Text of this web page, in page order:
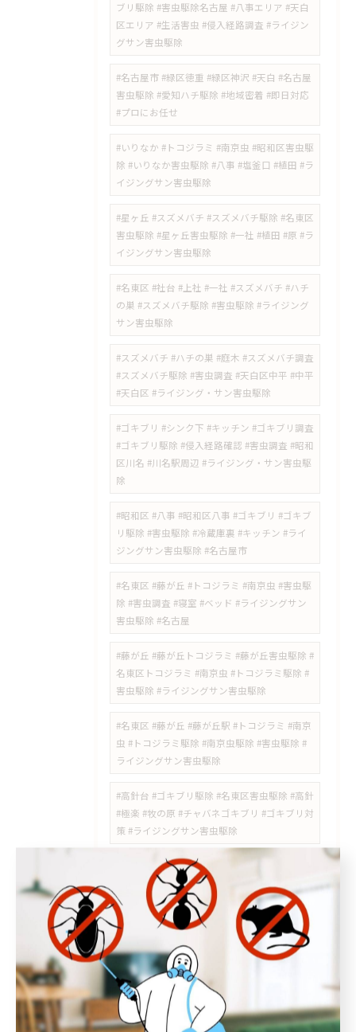
ブリ駆除 #害虫駆除名古屋 #八事エリア #天白
区エリア #生活害虫 #侵入経路調査 #ライジン
グサン害虫駆除
#名古屋市 #緑区徳重 #緑区神沢 #天白 #名古屋
害虫駆除 #愛知ハチ駆除 #地域密着 #即日対応
#プロにお任せ
#いりなか #トコジラミ #南京虫 #昭和区害虫駆
除 #いりなか害虫駆除 #八事 #塩釜口 #植田 #ラ
イジングサン害虫駆除
#星ヶ丘 #スズメバチ #スズメバチ駆除 #名東区
害虫駆除 #星ヶ丘害虫駆除 #一社 #植田 #原 #ラ
イジングサン害虫駆除
#名東区 #社台 #上社 #一社 #スズメバチ #ハチ
の巣 #スズメバチ駆除 #害虫駆除 #ライジング
サン害虫駆除
#スズメバチ #ハチの巣 #庭木 #スズメバチ調査
#スズメバチ駆除 #害虫調査 #天白区中平 #中平
#天白区 #ライジング・サン害虫駆除
#ゴキブリ #シンク下 #キッチン #ゴキブリ調査
#ゴキブリ駆除 #侵入経路確認 #害虫調査 #昭和
区川名 #川名駅周辺 #ライジング・サン害虫駆
除
#昭和区 #八事 #昭和区八事 #ゴキブリ #ゴキブ
リ駆除 #害虫駆除 #冷蔵庫裏 #キッチン #ライ
ジングサン害虫駆除 #名古屋市
#名東区 #藤が丘 #トコジラミ #南京虫 #害虫駆
除 #害虫調査 #寝室 #ベッド #ライジングサン
害虫駆除 #名古屋
#藤が丘 #藤が丘トコジラミ #藤が丘害虫駆除 #
名東区トコジラミ #南京虫 #トコジラミ駆除 #
害虫駆除 #ライジングサン害虫駆除
#名東区 #藤が丘 #藤が丘駅 #トコジラミ #南京
虫 #トコジラミ駆除 #南京虫駆除 #害虫駆除 #
ライジングサン害虫駆除
#高針台 #ゴキブリ駆除 #名東区害虫駆除 #高針
#極楽 #牧の原 #チャバネゴキブリ #ゴキブリ対
策 #ライジングサン害虫駆除
#日進市スズメバチ #岩藤町 #スズメバチ駆除 #
日進市害虫駆除 #スズメバチの巣 #岩崎町 #五
色園 #日進駅周辺 #ハチの巣駆除 #愛知県スズ
メバチ
#可児市 #ゴキブリ駆除 #ゴキブリ対策 #害虫駆
除 #ベイト施工 #害虫対策 #岐阜県害虫駆除
#名東区 #一社 #名東区一社 #アシナガバチ #ア
シナガバチ駆除 #蜂の巣駆除 #ハチ駆除 #マン